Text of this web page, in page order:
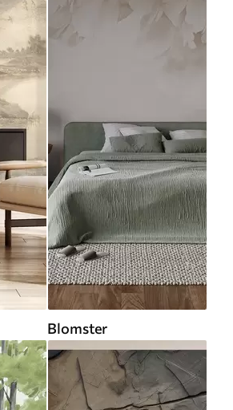
Blomster